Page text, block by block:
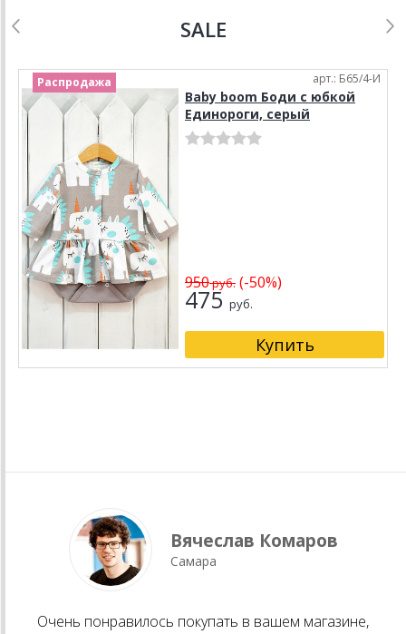
SALE
Распродажа арт.: Б65/4-И
Baby boom Боди с юбкой
Единороги, серый
950руб. (-50%)
475 руб.
Вячеслав Комаров
Самара
Очень понравилось покупать в вашем магазине,